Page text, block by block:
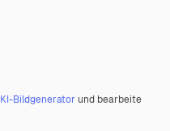
KI-Bildgenerator und bearbeite